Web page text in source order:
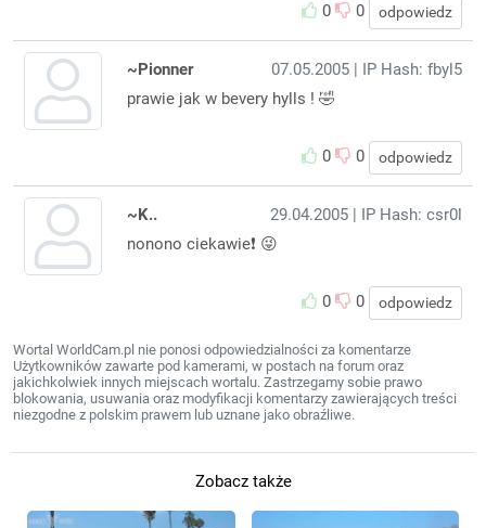
0 0 odpowiedz
07.05.2005 | IP Hash: fbyl5
~Pionner
prawie jak w bevery hylls ! 🤣
0 0 odpowiedz
29.04.2005 | IP Hash: csr0l
~K..
nonono ciekawie❗️ 😜
0 0 odpowiedz
Wortal WorldCam.pl nie ponosi odpowiedzialności za komentarze
Użytkowników zawarte pod kamerami, w postach na forum oraz
jakichkolwiek innych miejscach wortalu. Zastrzegamy sobie prawo
blokowania, usuwania oraz modyfikacji komentarzy zawierających treści
niezgodne z polskim prawem lub uznane jako obraźliwe.
Zobacz także